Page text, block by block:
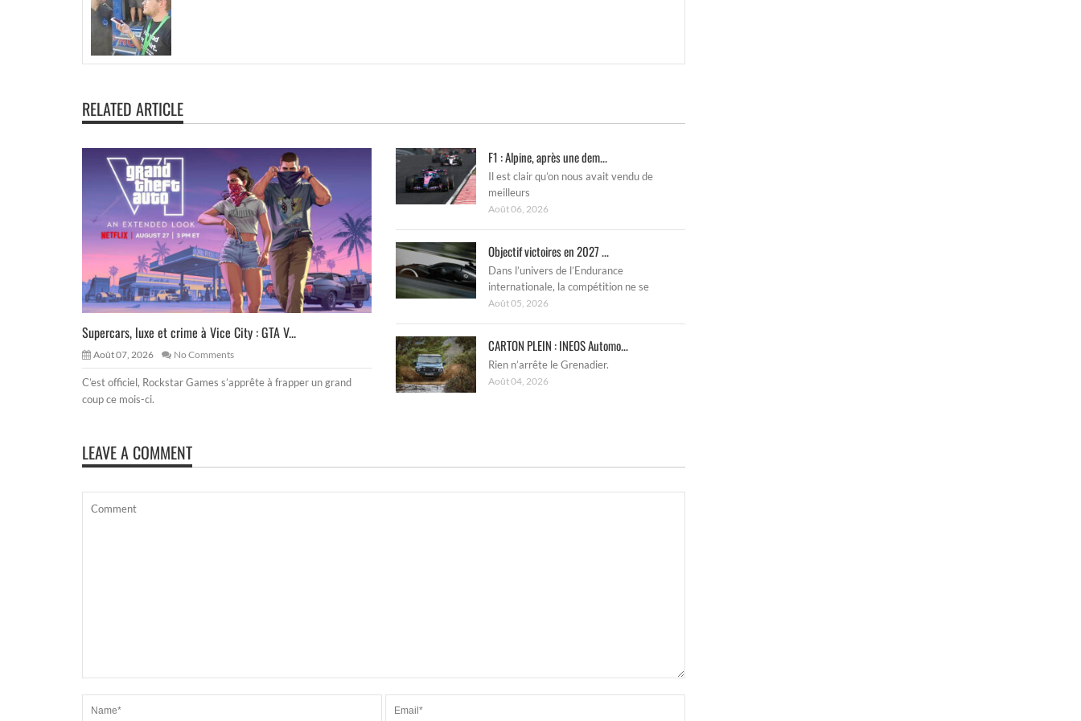
RELATED ARTICLE
Supercars, luxe et crime à Vice City : GTA V...
Août 07, 2026 No Comments
C’est officiel, Rockstar Games s’apprête à frapper un grand
coup ce mois-ci.
F1 : Alpine, après une dem...
Il est clair qu’on nous avait vendu de
meilleurs
Août 06, 2026
Objectif victoires en 2027 ...
Dans l’univers de l’Endurance
internationale, la compétition ne se
Août 05, 2026
CARTON PLEIN : INEOS Automo...
Rien n’arrête le Grenadier.
Août 04, 2026
LEAVE A COMMENT